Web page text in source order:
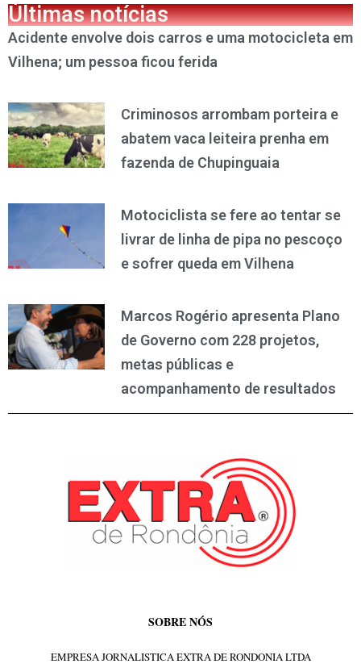
Últimas notícias
Acidente envolve dois carros e uma motocicleta em
Vilhena; um pessoa ficou ferida
Criminosos arrombam porteira e
abatem vaca leiteira prenha em
fazenda de Chupinguaia
Motociclista se fere ao tentar se
livrar de linha de pipa no pescoço
e sofrer queda em Vilhena
Marcos Rogério apresenta Plano
de Governo com 228 projetos,
metas públicas e
acompanhamento de resultados
SOBRE NÓS
EMPRESA JORNALISTICA EXTRA DE RONDONIA LTDA